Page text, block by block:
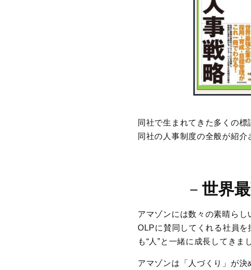
同社で生まれてきた多くの
同社の人事制度の全般が紹介
－ 世界
アマゾンには数々の素晴らし
OLPに賛同してくれる社員
も“人”と一緒に成長してきま
アマゾンは「人づくり」が決